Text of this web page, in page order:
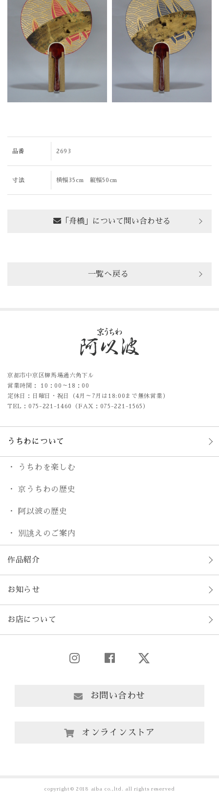
品番 2693
寸法 横幅35cm 縦幅50cm
「舟橋」について問い合わせる
一覧へ戻る
京都市中京区柳馬場通六角下ル
営業時間： 10：00～18：00
定休日：日曜日・祝日（4月～7月は18:00まで無休営業）
TEL：075-221-1460（FAX：075-221-1565）
うちわについて
うちわを楽しむ
京うちわの歴史
阿以波の歴史
別誂えのご案内
作品紹介
お知らせ
お店について
お問い合わせ
オンラインストア
copyright© 2018 aiba co.,ltd. all rights reserved